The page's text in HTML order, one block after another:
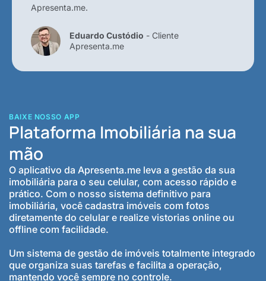
Apresenta.me.
Eduardo Custódio - Cliente
Apresenta.me
BAIXE NOSSO APP
Plataforma Imobiliária na sua
mão
O aplicativo da Apresenta.me leva a gestão da sua
imobiliária para o seu celular, com acesso rápido e
prático. Com o nosso sistema definitivo para
imobiliária, você cadastra imóveis com fotos
diretamente do celular e realize vistorias online ou
offline com facilidade.
Um sistema de gestão de imóveis totalmente integrado
que organiza suas tarefas e facilita a operação,
mantendo você sempre no controle.